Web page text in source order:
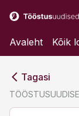
Avaleht Kõik
Tagasi